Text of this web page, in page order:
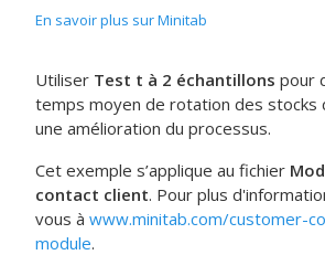
En savoir plus sur Minitab
Utiliser Test t à 2 échantillons pour
temps moyen de rotation des stocks
une amélioration du processus.
Cet exemple s’applique au fichier
contact client. Pour plus
vous à www.minitab.com/customer-
module.